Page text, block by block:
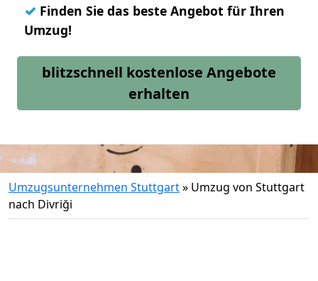
✓ Finden Sie das beste Angebot für Ihren
Umzug!
blitzschnell kostenlose Angebote
erhalten
Umzugsunternehmen Stuttgart» Umzug von Stuttgart
nach Divriği